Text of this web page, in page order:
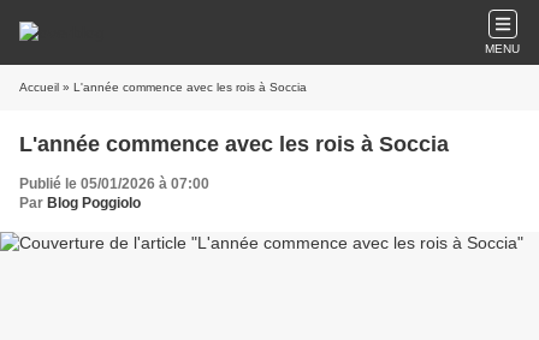
MENU
Accueil » L'année commence avec les rois à Soccia
L'année commence avec les rois à Soccia
Publié le 05/01/2026 à 07:00
Par Blog Poggiolo